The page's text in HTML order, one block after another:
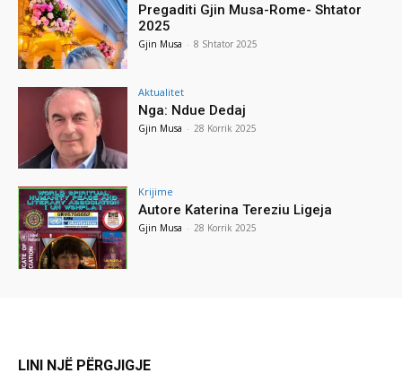
Pregaditi Gjin Musa-Rome- Shtator
2025
Gjin Musa - 8 Shtator 2025
Aktualitet
Nga: Ndue Dedaj
Gjin Musa - 28 Korrik 2025
Krijime
Autore Katerina Tereziu Ligeja
Gjin Musa - 28 Korrik 2025
LINI NJË PËRGJIGJE